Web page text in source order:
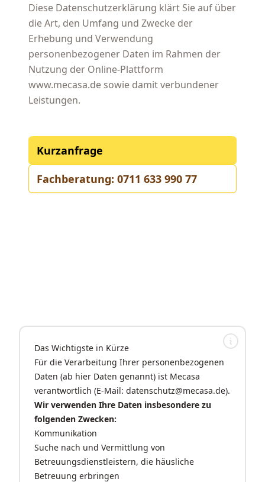
Diese Datenschutzerklärung klärt Sie auf über
die Art, den Umfang und Zwecke der
Erhebung und Verwendung
personenbezogener Daten im Rahmen der
Nutzung der Online-Plattform
www.mecasa.de sowie damit verbundener
Leistungen.
Kurzanfrage
Fachberatung: 0711 633 990 77
Das Wichtigste in Kürze
Für die Verarbeitung Ihrer personenbezogenen
Daten (ab hier Daten genannt) ist Mecasa
verantwortlich (E-Mail: datenschutz@mecasa.de).
Wir verwenden Ihre Daten insbesondere zu
folgenden Zwecken:
Kommunikation
Suche nach und Vermittlung von
Betreuungsdienstleistern, die häusliche
Betreuung erbringen